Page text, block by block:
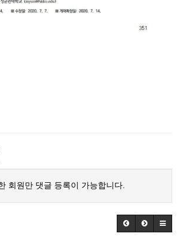
회원만 댓글 등록이 가능합니다.